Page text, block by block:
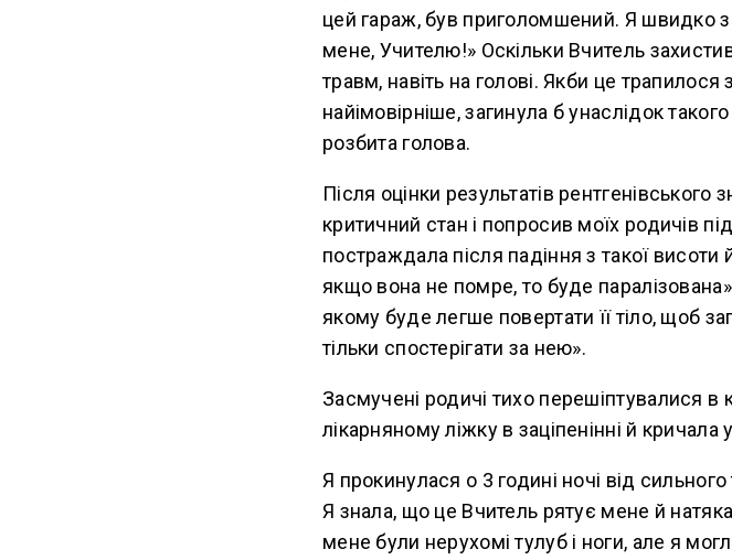
цей гараж, був приголомшений. Я швидко
мене, Учителю!» Оскільки Вчитель
травм, навіть на голові. Якби це
найімовірніше, загинула б унаслідок
розбита голова.
Після оцінки результатів
критичний стан і попросив моїх родичів
постраждала після падіння з такої
якщо вона не помре, то буде
якому буде легше повертати її тіло, щоб
тільки спостерігати за нею».
Засмучені родичі тихо перешіптувалися в
лікарняному ліжку в заціпенінні й
Я прокинулася о 3 годині ночі від
Я знала, що це Вчитель рятує мене й
мене були нерухомі тулуб і ноги, але я